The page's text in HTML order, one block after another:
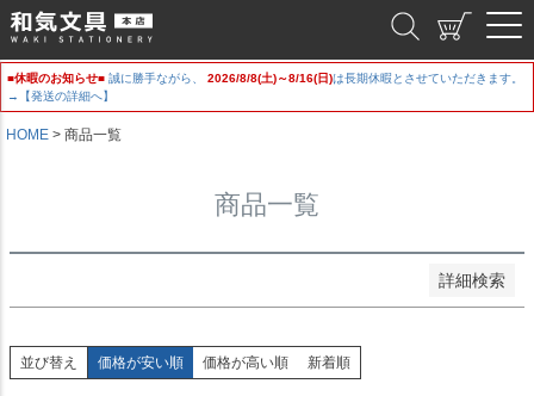
■休暇のお知らせ■ 誠に勝手ながら、 2026/8/8(土)～8/16(日)は長期休暇とさせていただきます。
→【発送の詳細へ】
HOME 商品一覧
商品一覧
詳細検索
登録順
価格が安い順
価格が高い順
優先度順
レビュー順
検索
並び替え 価格が安い順 価格が高い順 新着順